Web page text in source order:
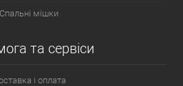
Спальні мішки
та сервіси
і оплата